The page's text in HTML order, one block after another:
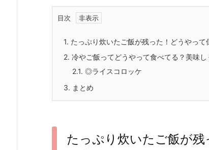
目次
1. たっぷり炊いたご飯が残った！どうやって
2. 冷やご飯ってどうやって食べてる？美味し
2.1. ◎ライスコロッケ
3. まとめ
たっぷり炊いたご飯が